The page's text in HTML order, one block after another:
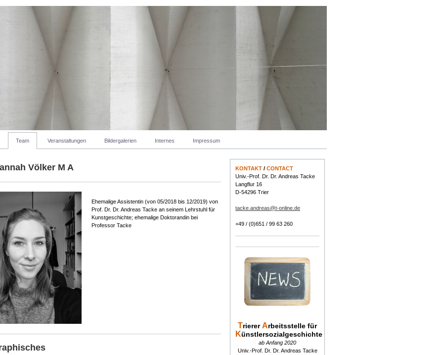
Team Veranstaltungen Bildergalerien Internes Impressum
Völker M A
Ehemalige Assistentin (von 05/2018 bis 12/2019) von
Prof. Dr. Dr. Andreas Tacke an seinem Lehrstuhl für
Kunstgeschichte; ehemalige Doktorandin bei
Professor Tacke
KONTAKT / CONTACT
Univ.-Prof. Dr. Dr. Andreas Tacke
Langflur 16
D-54296 Trier
tacke.andreas@t-online.de
+49 / (0)651 / 99 63 260
Trierer Arbeitsstelle für
Künstlersozialgeschichte
ab Anfang 2020
Univ.-Prof. Dr. Dr. Andreas Tacke